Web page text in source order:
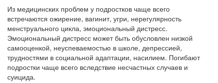
Из медицинских проблем у подростков чаще всего
встречаются ожи­рение, вагинит, угри, нерегулярность
менструального цикла, эмоцио­нальный дистресс.
Эмоциональный дистресс может быть обусловлен низкой
самооценкой, неуспеваемостью в школе, депрессией,
трудностя­ми в социальной адаптации, насилием. Погибают
подростки чаще всего вследствие несчастных случаев и
суицида.